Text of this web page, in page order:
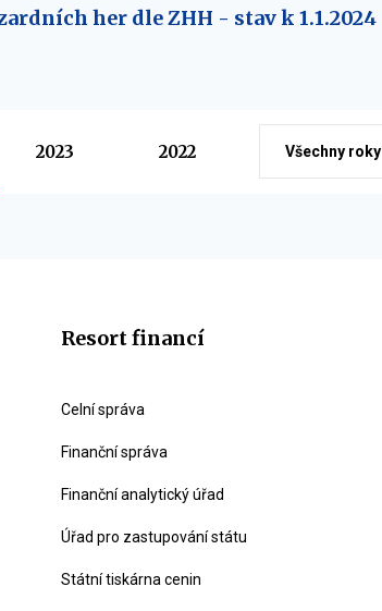
her dle ZHH - stav k 1.1.2024
2023 2022 Všechny roky
Resort financí
Celní správa
Finanční správa
Finanční analytický úřad
Úřad pro zastupování státu
Státní tiskárna cenin